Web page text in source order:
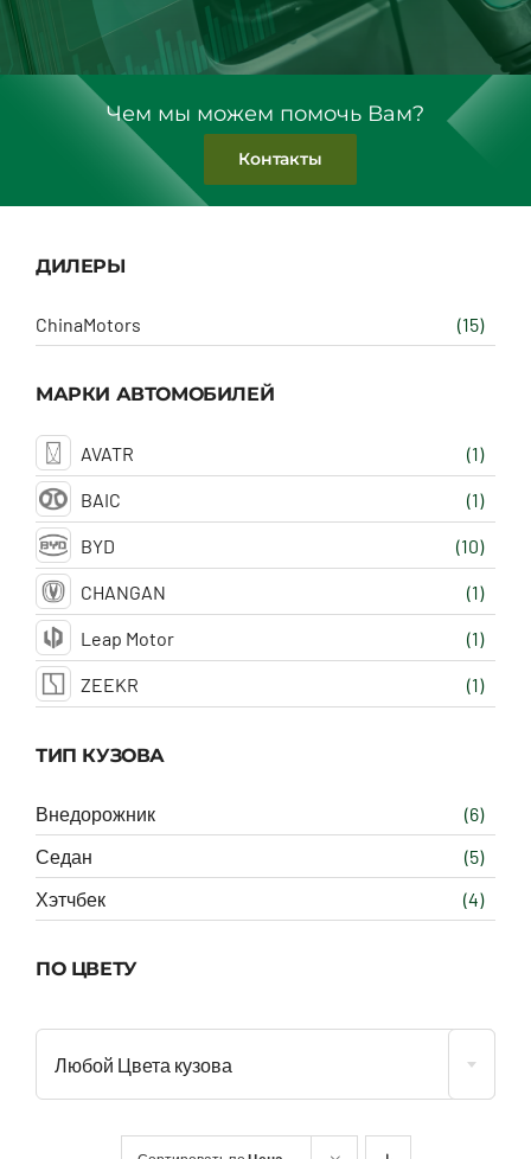
Чем мы можем помочь Вам?
Контакты
ДИЛЕРЫ
ChinaMotors (15)
МАРКИ АВТОМОБИЛЕЙ
AVATR (1)
BAIC (1)
BYD (10)
CHANGAN (1)
Leap Motor (1)
ZEEKR (1)
ТИП КУЗОВА
Внедорожник
(6)
Седан
(5)
Хэтчбек
(4)
ПО ЦВЕТУ
Любой Цвета кузова